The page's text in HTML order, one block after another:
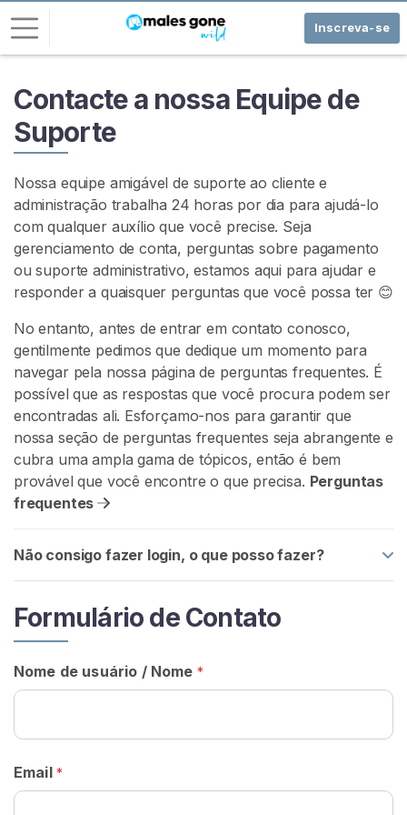
Inscreva-se
Contacte a nossa Equipe de
Suporte
Nossa equipe amigável de suporte ao cliente e
administração trabalha 24 horas por dia para ajudá-lo
com qualquer auxílio que você precise. Seja
gerenciamento de conta, perguntas sobre pagamento
ou suporte administrativo, estamos aqui para ajudar e
responder a quaisquer perguntas que você possa ter 😊
No entanto, antes de entrar em contato conosco,
gentilmente pedimos que dedique um momento para
navegar pela nossa página de perguntas frequentes. É
possível que as respostas que você procura podem ser
encontradas ali. Esforçamo-nos para garantir que
nossa seção de perguntas frequentes seja abrangente e
cubra uma ampla gama de tópicos, então é bem
provável que você encontre o que precisa. Perguntas
frequentes
Não consigo fazer login, o que posso fazer?
Formulário de Contato
Nome de usuário / Nome *
Email *
n
t
r
a
r
I
N
S
C
R
E
V
A
-
E
G
R
T
I
S
I
c
i
o
P
o